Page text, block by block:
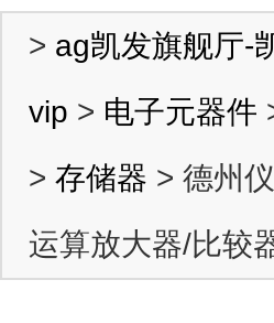
> ag凯发旗舰厅-
vip > 电子元器件
> 存储器 > 德州
运算放大器/比较